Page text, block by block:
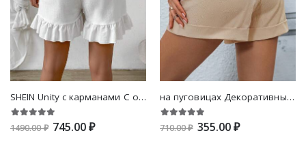
SHEIN Unity с карманами С оборками на молнии на пуговицах Одноцветный Повседневный Женские шорты
1490.00 ₽ 745.00 ₽
на пуговицах Декоративные складки Одноцветный Повседневный Женские шорты
710.00 ₽ 355.00 ₽